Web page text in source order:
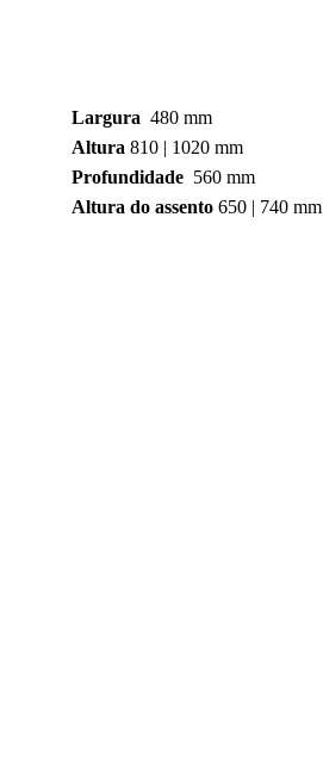
Largura
  480 mm
Altura 810 | 1020 mm
Profundidade
  560 mm
Altura do assento 650 | 740 mm